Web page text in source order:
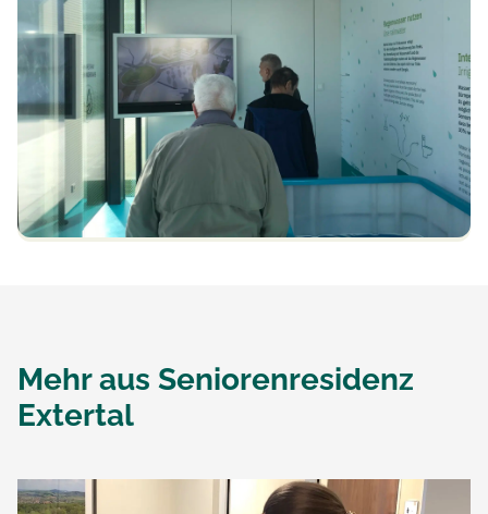
Mehr aus Seniorenresidenz
Extertal